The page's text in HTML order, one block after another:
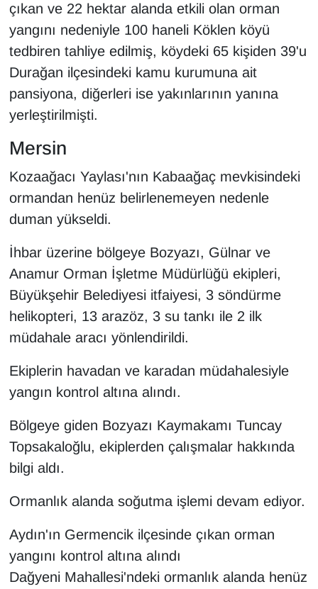
çıkan ve 22 hektar alanda etkili olan orman
yangını nedeniyle 100 haneli Köklen köyü
tedbiren tahliye edilmiş, köydeki 65 kişiden 39'u
Durağan ilçesindeki kamu kurumuna ait
pansiyona, diğerleri ise yakınlarının yanına
yerleştirilmişti.
Mersin
Kozaağacı Yaylası'nın Kabaağaç mevkisindeki
ormandan henüz belirlenemeyen nedenle
duman yükseldi.
İhbar üzerine bölgeye Bozyazı, Gülnar ve
Anamur Orman İşletme Müdürlüğü ekipleri,
Büyükşehir Belediyesi itfaiyesi, 3 söndürme
helikopteri, 13 arazöz, 3 su tankı ile 2 ilk
müdahale aracı yönlendirildi.
Ekiplerin havadan ve karadan müdahalesiyle
yangın kontrol altına alındı.
Bölgeye giden Bozyazı Kaymakamı Tuncay
Topsakaloğlu, ekiplerden çalışmalar hakkında
bilgi aldı.
Ormanlık alanda soğutma işlemi devam ediyor.
Aydın'ın Germencik ilçesinde çıkan orman
yangını kontrol altına alındı
Dağyeni Mahallesi'ndeki ormanlık alanda henüz